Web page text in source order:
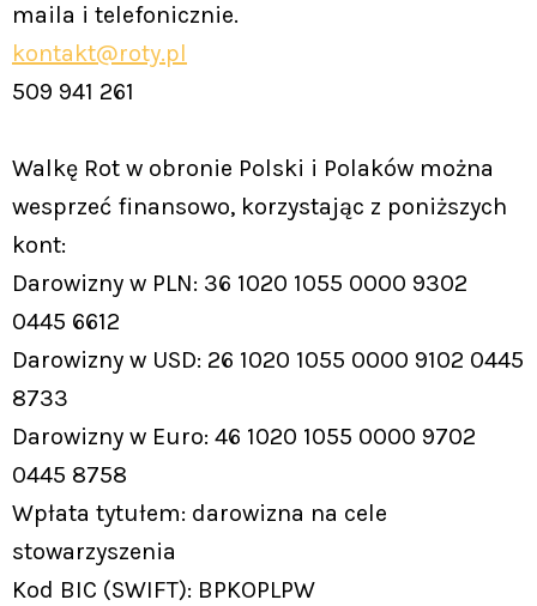
maila i telefonicznie.
kontakt@roty.pl
509 941 261
Walkę Rot w obronie Polski i Polaków można
wesprzeć finansowo, korzystając z poniższych
kont:
Darowizny w PLN: 36 1020 1055 0000 9302
0445 6612
Darowizny w USD: 26 1020 1055 0000 9102 0445
8733
Darowizny w Euro: 46 1020 1055 0000 9702
0445 8758
Wpłata tytułem: darowizna na cele
stowarzyszenia
Kod BIC (SWIFT): BPKOPLPW